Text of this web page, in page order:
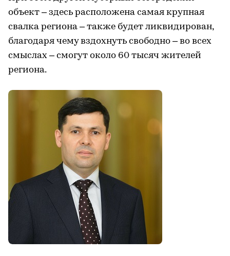
объект – здесь расположена самая крупная
свалка региона – также будет ликвидирован,
благодаря чему вздохнуть свободно – во всех
смыслах – смогут около 60 тысяч жителей
региона.